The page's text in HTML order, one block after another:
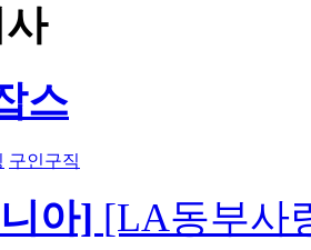
스
구인구직
아] [LA동부사